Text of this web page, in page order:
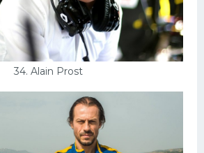
34. Alain Prost